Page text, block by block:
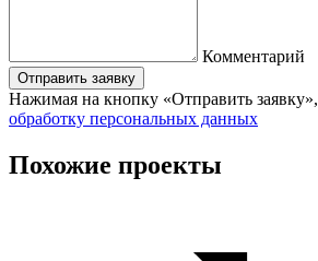
Комментарий
Отправить заявку
Нажимая на кнопку «Отправить заявку»,
обработку персональных данных
Похожие проекты